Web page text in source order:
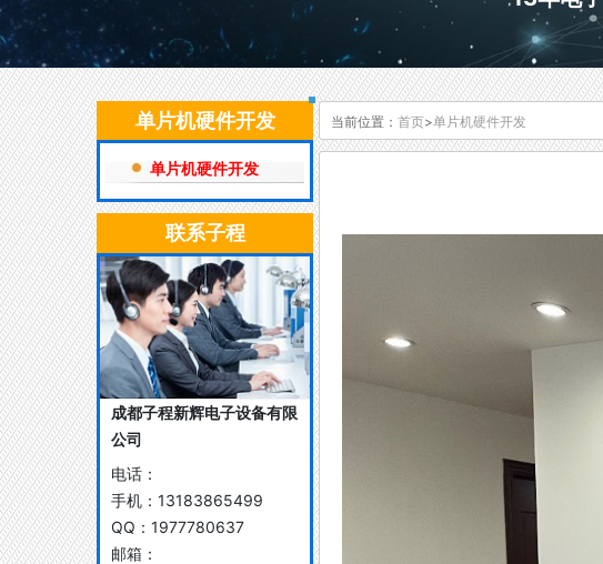
单片机硬件开发
单片机硬件开发
联系子程
成都子程新辉电子设备有限
公司
电话：
手机： 13183865499
QQ： 1977780637
邮箱：
当前位置： 首页>单片机硬件开发